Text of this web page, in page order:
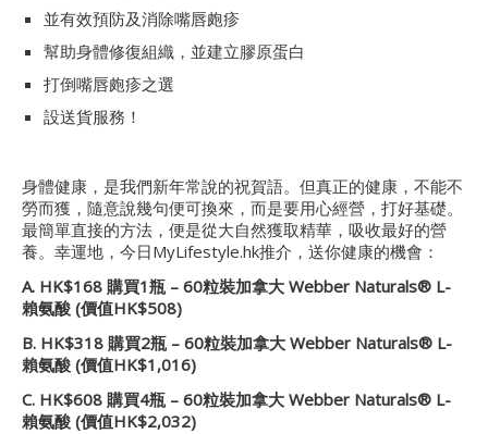
並有效預防及消除嘴唇皰疹
幫助身體修復組織，並建立膠原蛋白
打倒嘴唇皰疹之選
設送貨服務！
身體健康，是我們新年常說的祝賀語。但真正的健康，不能不
勞而獲，隨意說幾句便可換來，而是要用心經營，打好基礎。
最簡單直接的方法，便是從大自然獲取精華，吸收最好的營
養。幸運地，今日MyLifestyle.hk推介，送你健康的機會：
A. HK$168 購買1瓶 – 60粒裝加拿大 Webber Naturals® L-
賴氨酸 (價值HK$508)
B. HK$318 購買2瓶 – 60粒裝加拿大 Webber Naturals® L-
賴氨酸 (價值HK$1,016)
C. HK$608 購買4瓶 – 60粒裝加拿大 Webber Naturals® L-
賴氨酸 (價值HK$2,032)